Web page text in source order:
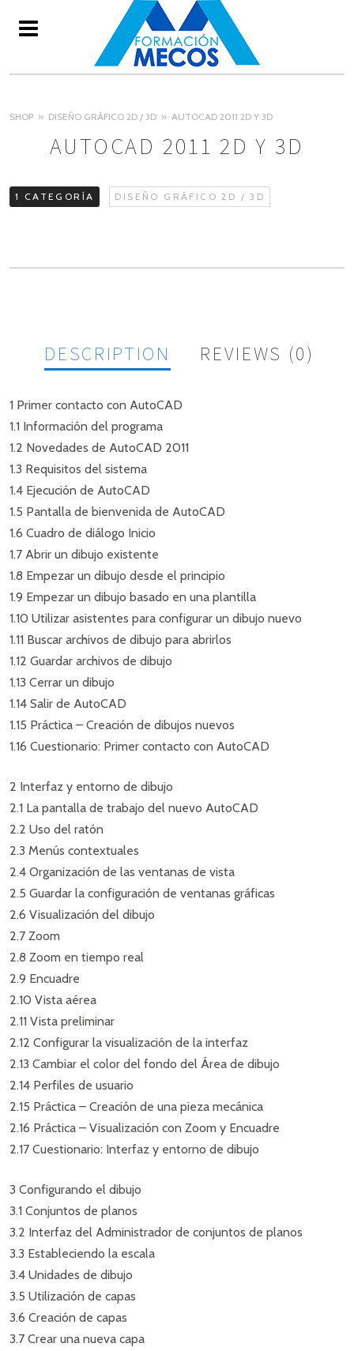
SHOP DISEÑO GRÁFICO 2D / 3D AUTOCAD 2011 2D Y 3D
AUTOCAD 2011 2D Y 3D
1 CATEGORÍA DISEÑO GRÁFICO 2D / 3D
DESCRIPTION REVIEWS (0)
1 Primer contacto con AutoCAD
1.1 Información del programa
1.2 Novedades de AutoCAD 2011
1.3 Requisitos del sistema
1.4 Ejecución de AutoCAD
1.5 Pantalla de bienvenida de AutoCAD
1.6 Cuadro de diálogo Inicio
1.7 Abrir un dibujo existente
1.8 Empezar un dibujo desde el principio
1.9 Empezar un dibujo basado en una plantilla
1.10 Utilizar asistentes para configurar un dibujo nuevo
1.11 Buscar archivos de dibujo para abrirlos
1.12 Guardar archivos de dibujo
1.13 Cerrar un dibujo
1.14 Salir de AutoCAD
1.15 Práctica – Creación de dibujos nuevos
1.16 Cuestionario: Primer contacto con AutoCAD
2 Interfaz y entorno de dibujo
2.1 La pantalla de trabajo del nuevo AutoCAD
2.2 Uso del ratón
2.3 Menús contextuales
2.4 Organización de las ventanas de vista
2.5 Guardar la configuración de ventanas gráficas
2.6 Visualización del dibujo
2.7 Zoom
2.8 Zoom en tiempo real
2.9 Encuadre
2.10 Vista aérea
2.11 Vista preliminar
2.12 Configurar la visualización de la interfaz
2.13 Cambiar el color del fondo del Área de dibujo
2.14 Perfiles de usuario
2.15 Práctica – Creación de una pieza mecánica
2.16 Práctica – Visualización con Zoom y Encuadre
2.17 Cuestionario: Interfaz y entorno de dibujo
3 Configurando el dibujo
3.1 Conjuntos de planos
3.2 Interfaz del Administrador de conjuntos de planos
3.3 Estableciendo la escala
3.4 Unidades de dibujo
3.5 Utilización de capas
3.6 Creación de capas
3.7 Crear una nueva capa
COMENTARIO
No hay comentarios aún.
SÉ EL PRIMERO EN COMENTAR “AUTOCAD
2011 2D Y 3D”